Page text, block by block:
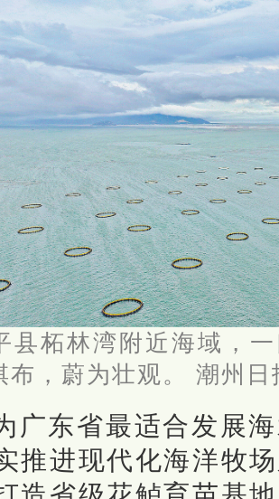
县柘林湾附近海域，
布，蔚为壮观。 潮州
广东省最适合发展
推进现代化海洋牧